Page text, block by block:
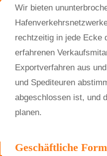
Wir bieten
rechtzeitig in jede Ecke
erfahrenen
Exportverfahren aus
und Spediteuren
abgeschlossen ist, und
planen.
Geschäftliche